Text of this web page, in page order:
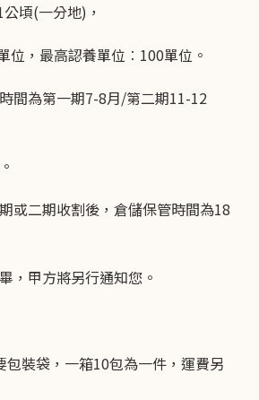
頃(一分地)，
位，最高認養單位︰100單位。
間為第一期7-8月/第二期11-12
或二期收割後，倉儲保管時間為18
，甲方將另行通知您。
包裝袋，一箱10包為一件，運費另